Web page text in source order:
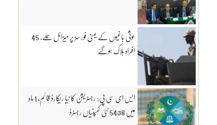
حوثی باغیوں کے یمنی فورسز پر میزائل حملے، 45
افراد ہلاک ہوگئے
ایس ای سی پی: رجسٹریشن کا نیا ریکارڈ قائم، 1 ماہ
میں 5438 نئی کمپنیاں رجسٹرڈ